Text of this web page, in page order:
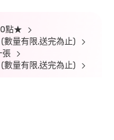
點★
量有限,送完為止)
張
量有限,送完為止)